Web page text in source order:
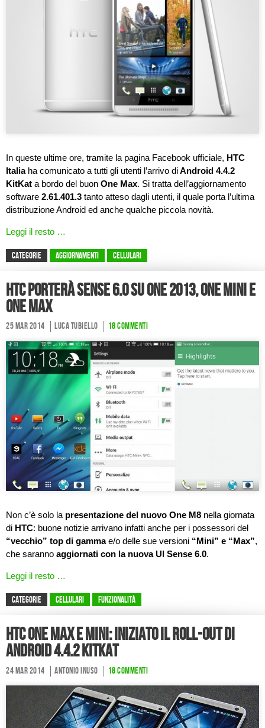
In queste ultime ore, tramite la pagina Facebook ufficiale, HTC
Italiaha comunicato a tutti gli utenti l’arrivo diAndroid 4.4.2
KitKat a bordo del buon One Max. Si tratta dell’aggiornamento
software 2.61.401.3 tanto atteso dagli utenti, il quale porta l’ultima
distribuzione Android ed anche qualche piccola novità.
Leggi il resto …
CATEGORIE Aggiornamenti Cellulari
HTC porterà Sense 6.0 su One 2013, One Mini e
One Max
25 Mar 2014 Luca Tubiello 18 commenti
Non c’è solo la presentazione del nuovo One M8 nella giornata
di HTC: buone notizie arrivano infatti anche per i possessori del
“vecchio” top di gammae/o delle sue versioni “Mini” e “Max”,
che saranno aggiornati con la nuova UI Sense 6.0.
Leggi il resto …
CATEGORIE Cellulari Funzionalità
HTC One Max e Mini: iniziato il roll-out di
Android 4.4.2 KitKat
24 Mar 2014 Antonio Inuso 18 commenti